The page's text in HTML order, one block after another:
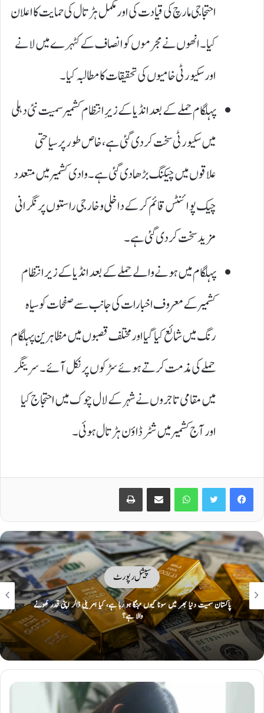
احتجاجی مارچ کی قیادت کی اور مکمل ہڑتال کی حمایت کا اعلان
کیا۔ انھوں نے مجرموں کو انصاف کے کٹہرے میں لانے
اور سکیورٹی خامیوں کی تحقیقات کا مطالبہ کیا۔
پہلگام حملے کے بعد انڈیا کے زیرِ انتظام کشمیر سمیت نئی دہلی
میں سکیورٹی سخت کر دی گئی ہے، خاص طور پر سیاحتی
علاقوں میں چیکنگ بڑھا دی گئی ہے۔ وادی کشمیر میں متعدد
چیک پوائنٹس قائم کر کے داخلی و خارجی راستوں پر نگرانی
مزید سخت کر دی گئی ہے۔
پہلگام میں ہونے والے حملے کے بعد انڈیا کے زیر انتظام
کشمیر کے معروف اخبارات کی جانب سے صفحات کو سیاہ
رنگ میں شائع کیا گیا اور مختلف قصبوں میں مظاہرین پہلگام
حملے کی مذمت کرتے ہوئے سڑکوں پر نکل آئے۔ سرینگر
میں مقامی تاجروں نے شہر کے لال چوک میں احتجاج کیا
اور آج کشمیر میں شٹرڈاؤن ہڑتال ہوئی۔
Facebook
Twitter
WhatsApp
Share via Email
Print
سپیشل رپورٹ
پاکستان سمیت دنیا بھر میں سونا کیوں مہنگا ہو رہا ہے، کیا امریکی ڈالر اپنی قدر کھونے
والا ہے؟